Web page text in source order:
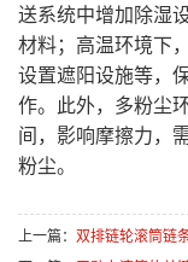
送系统中增加除湿
材料；高温环境下
设置遮阳设施等，
作。此外，多粉尘
间，影响摩擦力，
粉尘。
上一篇： 双排链轮滚筒链